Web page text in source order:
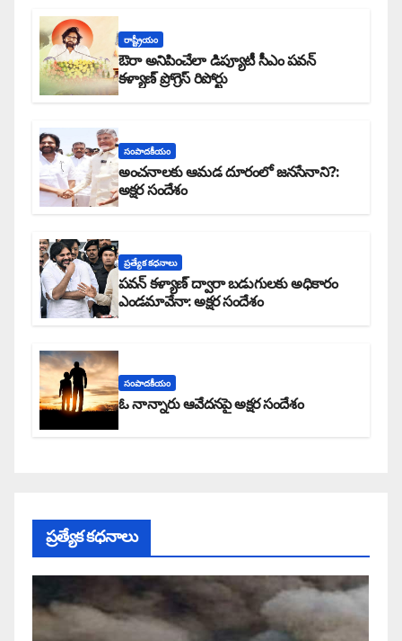
రాష్ట్రీయం
ఔరా అనిపించేలా డిప్యూటీ సీఎం పవన్
కళ్యాణ్ ప్రోగ్రెస్ రిపోర్టు
సంపాదకీయం
అంచనాలకు ఆమడ దూరంలో జనసేనాని?:
అక్షర సందేశం
ప్రత్యేక కధనాలు
పవన్ కళ్యాణ్ ద్వారా బడుగులకు అధికారం
ఎండమావేనా: అక్షర సందేశం
సంపాదకీయం
ఓ నాన్నారు ఆవేదనపై అక్షర సందేశం
ప్రత్యేక కధనాలు